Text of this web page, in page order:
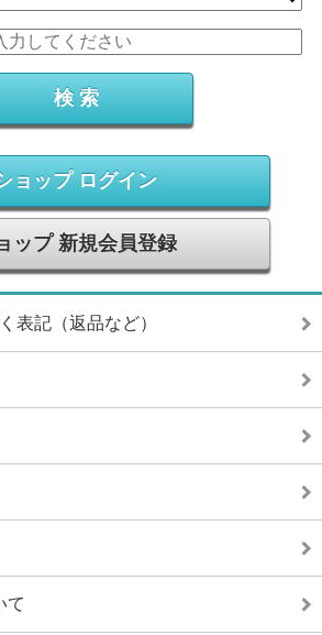
ョップ ログイン
ップ 新規会員登録
表記（返品など）
て